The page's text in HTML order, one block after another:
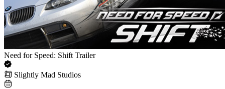
Need for Speed: Shift Trailer
Slightly Mad Studios